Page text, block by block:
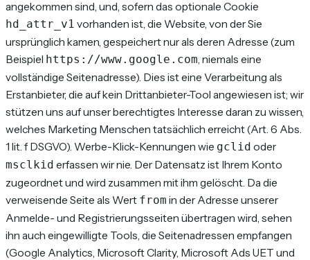
angekommen sind, und, sofern das optionale Cookie
hd_attr_v1 vorhanden ist, die Website, von der Sie
ursprünglich kamen, gespeichert nur als deren Adresse (zum
Beispiel https://www.google.com , niemals eine
vollständige Seitenadresse). Dies ist eine Verarbeitung als
Erstanbieter, die auf kein Drittanbieter-Tool angewiesen ist; wir
stützen uns auf unser berechtigtes Interesse daran zu wissen,
welches Marketing Menschen tatsächlich erreicht (Art. 6 Abs.
1 lit. f DSGVO). Werbe-Klick-Kennungen wie gclid oder
msclkid erfassen wir nie. Der Datensatz ist Ihrem Konto
zugeordnet und wird zusammen mit ihm gelöscht. Da die
verweisende Seite als Wert from in der Adresse unserer
Anmelde- und Registrierungsseiten übertragen wird, sehen
ihn auch eingewilligte Tools, die Seitenadressen empfangen
(Google Analytics, Microsoft Clarity, Microsoft Ads UET und